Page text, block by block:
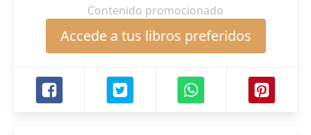
Contenido promocionado
Accede a tus libros preferidos